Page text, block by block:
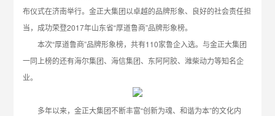
布仪式在济南举行。金正大集团以卓越的品牌形象、良好的社会责任担
当，成功荣登2017年山东省“厚道鲁商”品牌形象榜。
本次“厚道鲁商”品牌形象榜，共有110家鲁企入选。与金正大集团
一同上榜的还有海尔集团、海信集团、东阿阿胶、潍柴动力等知名企
业。
多年以来，金正大集团不断丰富“创新为魂、和谐为本”的文化内